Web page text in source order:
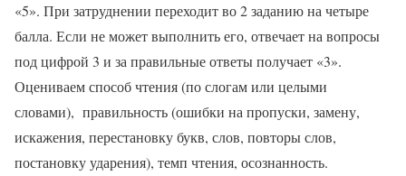
«5». При затруднении переходит во 2 заданию на четыре
балла. Если не может выполнить его, отвечает на вопросы
под цифрой 3 и за правильные ответы получает «3».
Оцениваем способ чтения (по слогам или целыми
словами), правильность (ошибки на пропуски, замену,
искажения, перестановку букв, слов, повторы слов,
постановку ударения), темп чтения, осознанность.